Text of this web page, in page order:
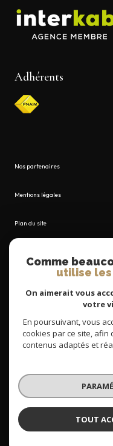
Adhérents
Nos partenaires
Mentions légales
Plan du site
Cookies
© 2026 | Tous droits réservés
Réalisé par
Comme
utilise
On aimerait vous
votre
En poursuivant, vous
cookies par ce site, afin
contenus adaptés et
TOUT